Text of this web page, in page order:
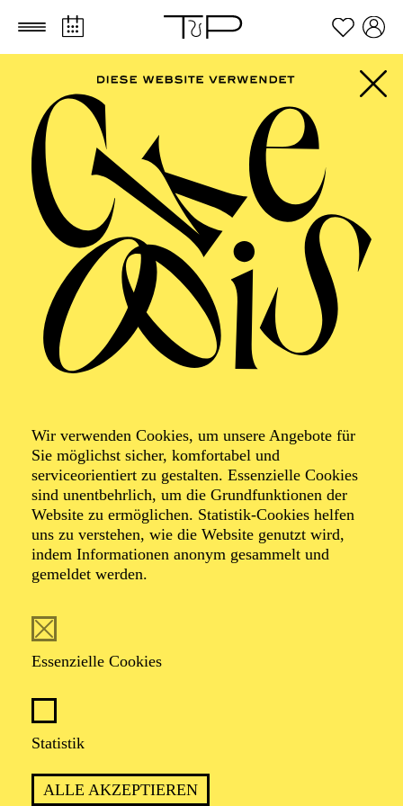
Zum Hauptinhalt springen Zum Footer springen
Wir verwenden Cookies, um unsere Angebote für
Sie möglichst sicher, komfortabel und
serviceorientiert zu gestalten. Essenzielle Cookies
sind unentbehrlich, um die Grundfunktionen der
Website zu ermöglichen. Statistik-Cookies helfen
uns zu verstehen, wie die Website genutzt wird,
indem Informationen anonym gesammelt und
gemeldet werden.
Essenzielle Cookies
Statistik
ALLE AKZEPTIEREN
Alec Avedissian wurde in Sofia geboren und studierte
an der Musikakademie seiner Heimatstadt, wo er sein
Englisch, Französisch, Italienisch, Russisch und
Armenisch und besitzt die österreichische